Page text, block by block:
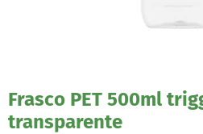
Frasco PET 500ml
transparente